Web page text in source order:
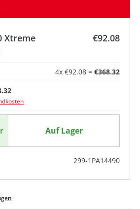
Xtreme
€92.08
4x €92.08 = €368.32
Auf Lager
299-1PA14490